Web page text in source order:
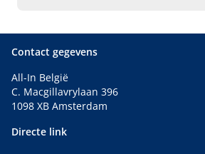
Contact gegevens
All-In België
C. Macgillavrylaan 396
1098 XB Amsterdam
Directe link